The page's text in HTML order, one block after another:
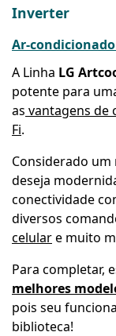
Inverter
Ar-
A Linha LG
potente para
as vantagens de
Fi.
Considerado
deseja
conectividade
diversos
celulare muito
Para completar,
melhores
pois seu
biblioteca!